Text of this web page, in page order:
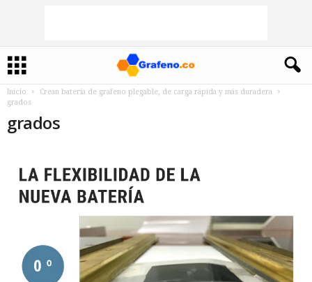
Inicio
Crean batería de grafeno plegable, de carga rápida y más duradera
grados
grados